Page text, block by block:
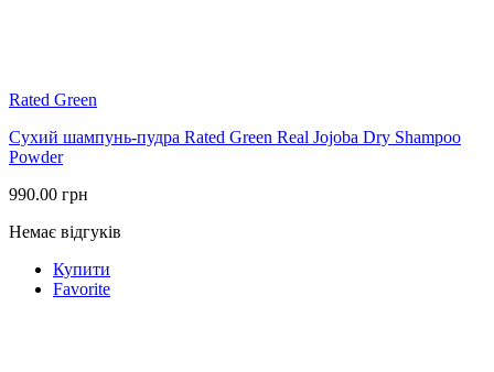
Rated Green
Сухий шампунь-пудра Rated Green Real Jojoba Dry Shampoo
Powder
990.00 грн
Немає відгуків
Купити
Favorite